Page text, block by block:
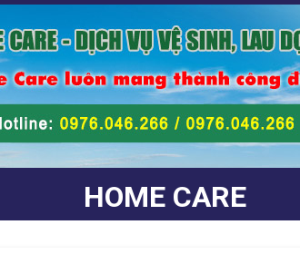
HOME CARE